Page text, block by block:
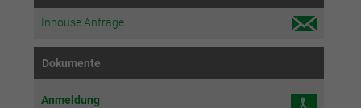
Inhouse Anfrage
Dokumente
Anmeldung